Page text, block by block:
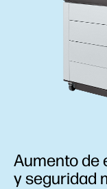
Aumento de
y seguridad